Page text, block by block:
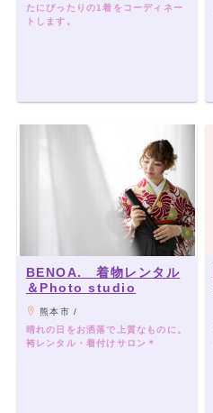
たにぴったりの1着をコーディネー
トします。
BENOA. 着物レンタル
＆Photo studio
熊本市 /
晴れの日をお洒落で上質なものに。
袴レンタル・着付けサロン＊